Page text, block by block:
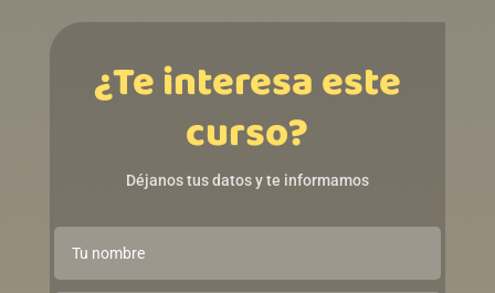
¿Te interesa este
curso?
Déjanos tus datos y te informamos